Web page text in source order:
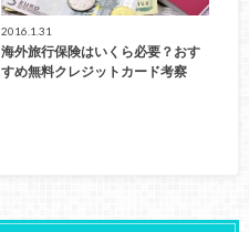
2016.1.31
海外旅行保険はいくら必要？おす
すめ無料クレジットカード考察